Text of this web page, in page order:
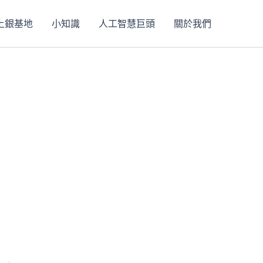
銀基地 小知識 人工智慧巨頭 關於我們